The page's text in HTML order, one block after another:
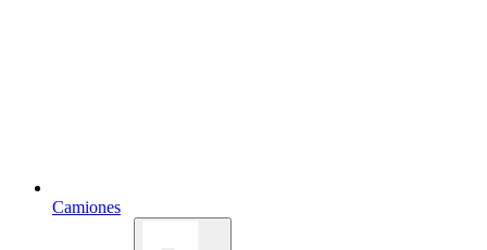
Camiones